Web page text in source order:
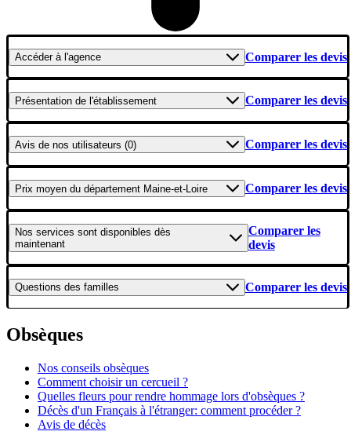
Accéderà l'agence Comparer les devis
Présentation de l'établissement Comparer les devis
Avis de nos utilisateurs (0) Comparer les devis
Prix moyen du département Maine-et-Loire Comparer les devis
Nos services sont disponibles dès
maintenant
Comparer les
devis
Questions des familles Comparer les devis
Obsèques
Nos conseils obsèques
Comment choisir un cercueil ?
Quelles fleurs pour rendre hommage lors d'obsèques ?
Décès d'un Français à l'étranger: comment procéder ?
Avis de décès